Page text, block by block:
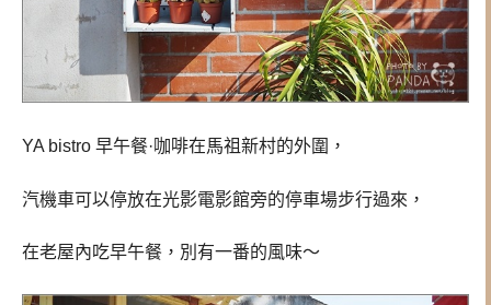
YA bistro 早午餐·咖啡在馬祖新村的外圍，
汽機車可以停放在光影電影館旁的停車場步行過來，
在老屋內吃早午餐，別有一番的風味～